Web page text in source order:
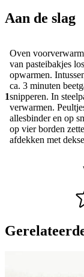
Aan de slag
1
Oven
van pasteibakjes
opwarmen.
ca. 3 minuten
snipperen. In
verwarmen.
allesbinder en op
op vier borden
afdekken met